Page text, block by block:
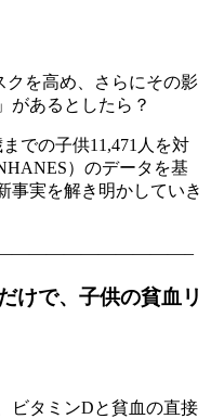
クを高め、さらにその影
があるとしたら？
での子供11,471人を対
）のデータを基
事実を解き明かしていき
けで、子供の貧血リ
ビタミンDと貧血の直接